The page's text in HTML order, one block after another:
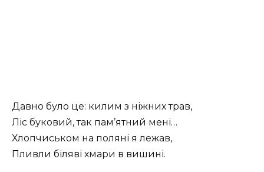
Давно було це: килим з ніжних трав,
Ліс буковий, так пам’ятний мені…
Хлопчиськом на поляні я лежав,
Пливли біляві хмари в вишині.